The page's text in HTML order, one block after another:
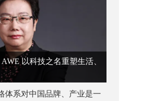
以科技之名重塑生活、
体系对中国品牌、产业是一